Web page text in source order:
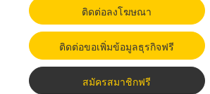
ติดต่อลงโฆษณา
ติดต่อขอเพิ่มข้อมูลธุรกิจฟรี
สมัครสมาชิกฟรี